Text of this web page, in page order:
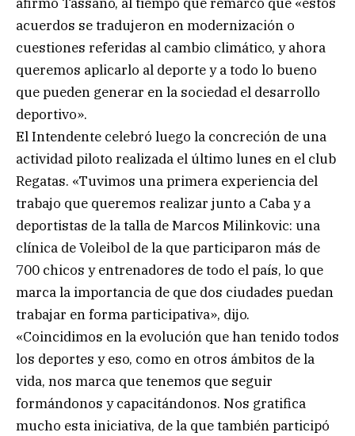
acuerdos se tradujeron en modernización o
cuestiones referidas al cambio climático, y ahora
queremos aplicarlo al deporte y a todo lo bueno
que pueden generar en la sociedad el desarrollo
deportivo».
El Intendente celebró luego la concreción de una
actividad piloto realizada el último lunes en el club
Regatas. «Tuvimos una primera experiencia del
trabajo que queremos realizar junto a Caba y a
deportistas de la talla de Marcos Milinkovic: una
clínica de Voleibol de la que participaron más de
700 chicos y entrenadores de todo el país, lo que
marca la importancia de que dos ciudades puedan
trabajar en forma participativa», dijo.
«Coincidimos en la evolución que han tenido todos
los deportes y eso, como en otros ámbitos de la
vida, nos marca que tenemos que seguir
formándonos y capacitándonos. Nos gratifica
mucho esta iniciativa, de la que también participó